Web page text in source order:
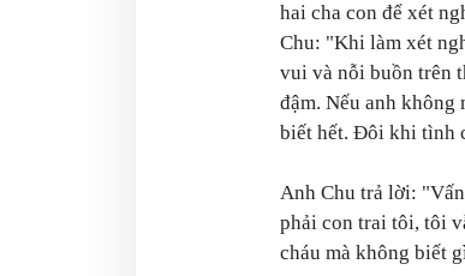
hai cha con để xét
Chu: "Khi làm xét
vui và nỗi buồn trên
đậm. Nếu anh không
biết hết. Đôi khi tình
Anh Chu trả lời: "
phải con trai tôi, tôi
cháu mà không biết